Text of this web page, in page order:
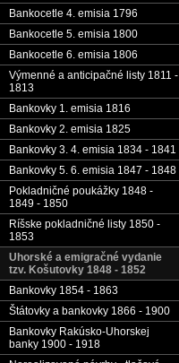
Bankocetle 4. emisia 1796
Bankocetle 5. emisia 1800
Bankocetle 6. emisia 1806
Výmenné a anticipačné listy 1811 -
1813
Bankovky 1. emisia 1816
Bankovky 2. emisia 1825
Bankovky 3. 4. emisia 1834 - 1841
Bankovky 5. 6. emisia 1847 - 1848
Pokladničné poukážky 1848 -
1849 - 1850
Ríšske pokladničné listy 1850 -
1853
Uhorské a emigračné vydanie
tzv. Košutovky 1848 - 1852
Bankovky 1854 - 1863
Štátovky a bankovky 1866 - 1900
Bankovky Rakúsko-Uhorskej
banky 1900 - 1918